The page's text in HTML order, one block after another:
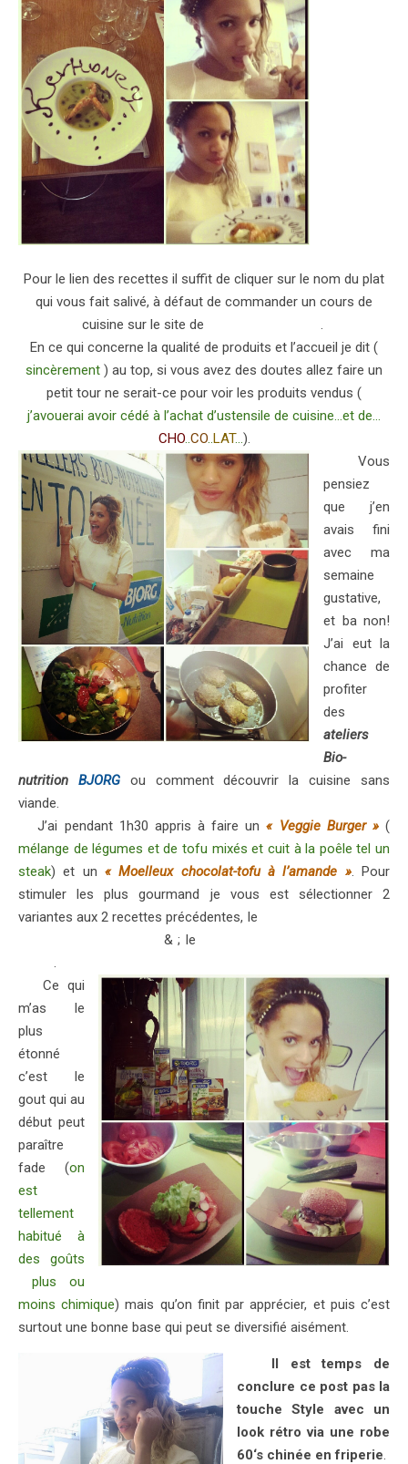
Pour le lien des recettes il suffit de cliquer sur le nom du plat
qui vous fait salivé, à défaut de commander un cours de
cuisine sur le site de
.
En ce qui concerne la qualité de produits et l’accueil je dit (
sincèrement ) au top, si vous avez des doutes allez faire un
petit tour ne serait-ce pour voir les produits vendus (
j’avouerai avoir cédé à l’achat d’ustensile de cuisine…et de…
CHO..CO..LAT…).
Vous
pensiez
que j’en
avais fini
avec ma
semaine
gustative,
et ba non!
J’ai eut la
chance de
profiter
des
ateliers
Bio-
nutrition BJORGou comment découvrir la cuisine sans
viande.
J’ai pendant 1h30 appris à faire un« Veggie Burger »(
mélange de légumes et de tofu mixés et cuit à la poêle tel un
steak) et un « Moelleux chocolat-tofu à l’amande ». Pour
stimuler les plus gourmand je vous est sélectionner 2
variantes aux 2 recettes précédentes, le
& ; le
.
Ce qui
m’as le
plus
étonné
c’est le
gout qui au
début peut
paraître
fade (on
est
tellement
habitué à
des goûts
plus ou
moins chimique) mais qu’on finit par apprécier, et puis c’est
surtout une bonne base qui peut se diversifié aisément.
Il est temps de
conclure ce post pas la
touche Style avec un
look rétro via une robe
60‘s chinée en friperie.